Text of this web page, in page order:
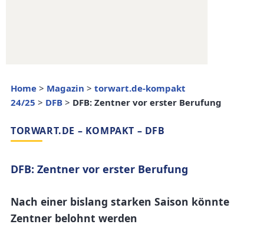
Home > Magazin > torwart.de-kompakt
24/25 > DFB > DFB: Zentner vor erster Berufung
TORWART.DE – KOMPAKT – DFB
DFB: Zentner vor erster Berufung
Nach einer bislang starken Saison könnte
Zentner belohnt werden